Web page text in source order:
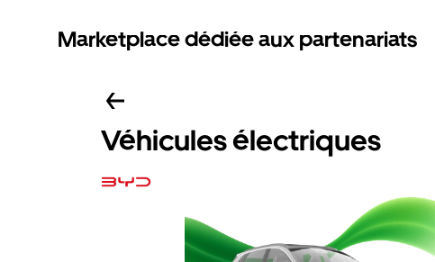
Marketplace dédiée aux partenariats
Véhicules électriques